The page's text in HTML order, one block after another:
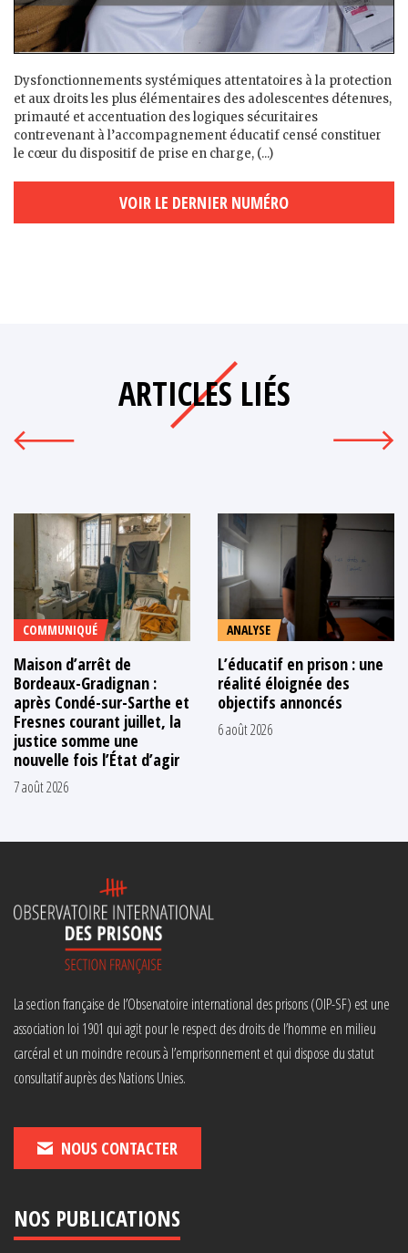
Dysfonctionnements systémiques attentatoires à la protection
et aux droits les plus élémentaires des adolescent·es détenu·es,
primauté et accentuation des logiques sécuritaires
contrevenant à l’accompagnement éducatif censé constituer
le cœur du dispositif de prise en charge, (...)
VOIR LE DERNIER NUMÉRO
ARTICLES LIÉS
COMMUNIQUÉ
Maison d’arrêt de
Bordeaux-Gradignan :
après Condé-sur-Sarthe et
Fresnes courant juillet, la
justice somme une
nouvelle fois l’État d’agir
7 août 2026
ANALYSE
L’éducatif en prison : une
réalité éloignée des
objectifs annoncés
6 août 2026
La section française de l’Observatoire international des prisons (OIP-SF) est une
association loi 1901 qui agit pour le respect des droits de l’homme en milieu
carcéral et un moindre recours à l’emprisonnement et qui dispose du statut
consultatif auprès des Nations Unies.
NOUS CONTACTER
NOS PUBLICATIONS